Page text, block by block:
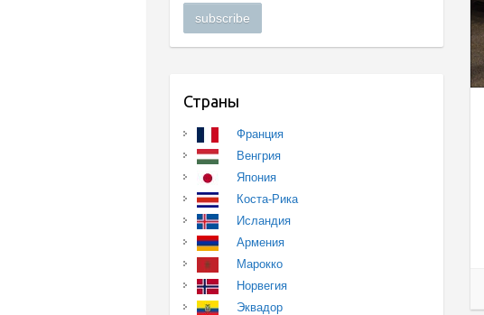
Страны
Франция
Венгрия
Япония
Коста-Рика
Исландия
Армения
Марокко
Норвегия
Эквадор